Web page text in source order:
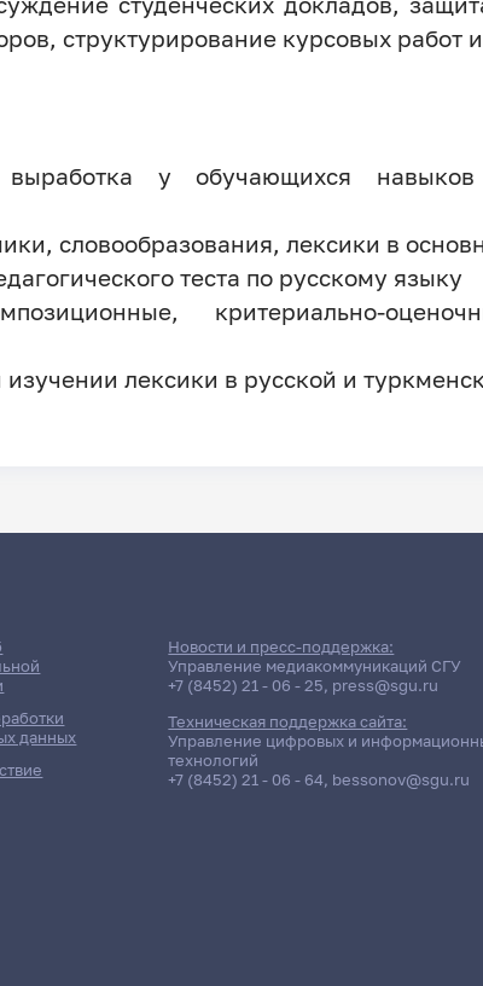
структурирование
у обучающихся
словообразования, лексики в
теста по русскому языку
критериально-
лексики в русской и
данных
Новости и пресс-поддержка:
Управление медиакоммуникаций СГУ
+7 (8452) 21 - 06 - 25, press@sgu.ru
Техническая поддержка сайта:
Управление цифровых и
технологий
+7 (8452) 21 - 06 - 64, bessonov@sgu.ru